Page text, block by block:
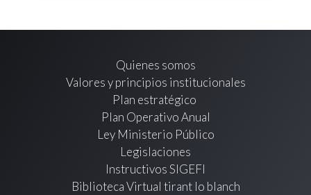
Quienes somos
Valores y principios institucionales
Plan estratégico
Plan Operativo Anual
Ley Ministerio Público
Legislaciones
Instructivos SIGEFI
Biblioteca Virtual tirant lo blanch